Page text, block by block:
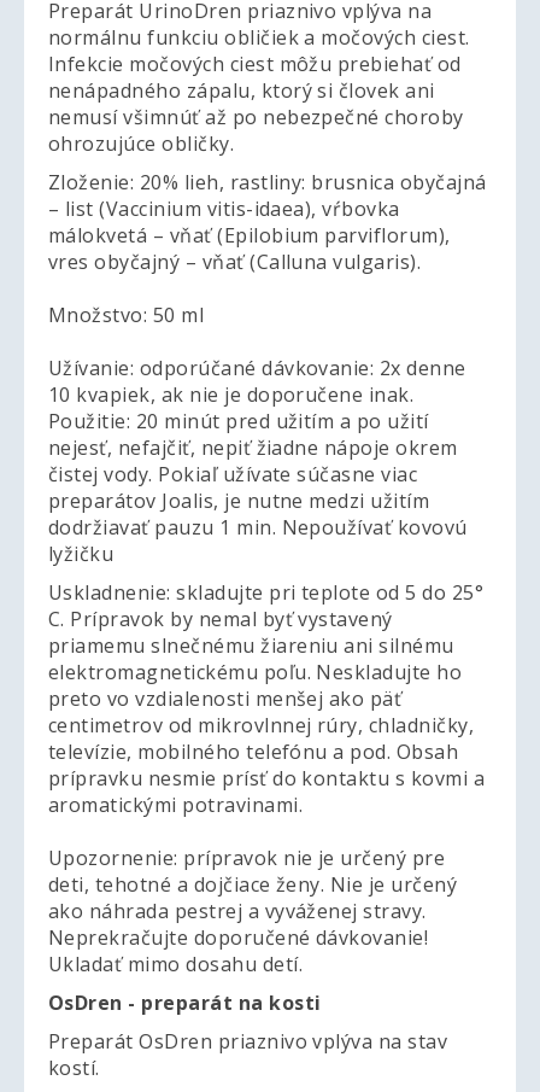
Preparát UrinoDren priaznivo vplýva na
normálnu funkciu obličiek a močových ciest.
Infekcie močových ciest môžu prebiehať od
nenápadného zápalu, ktorý si človek ani
nemusí všimnúť až po nebezpečné choroby
ohrozujúce obličky.
Zloženie: 20% lieh, rastliny: brusnica obyčajná
– list (Vaccinium vitis-idaea), vŕbovka
málokvetá – vňať (Epilobium parviflorum),
vres obyčajný – vňať (Calluna vulgaris).
Množstvo: 50 ml
Užívanie: odporúčané dávkovanie: 2x denne
10 kvapiek, ak nie je doporučene inak.
Použitie: 20 minút pred užitím a po užití
nejesť, nefajčiť, nepiť žiadne nápoje okrem
čistej vody. Pokiaľ užívate súčasne viac
preparátov Joalis, je nutne medzi užitím
dodržiavať pauzu 1 min. Nepoužívať kovovú
lyžičku
Uskladnenie: skladujte pri teplote od 5 do 25°
C. Prípravok by nemal byť vystavený
priamemu slnečnému žiareniu ani silnému
elektromagnetickému poľu. Neskladujte ho
preto vo vzdialenosti menšej ako päť
centimetrov od mikrovlnnej rúry, chladničky,
televízie, mobilného telefónu a pod. Obsah
prípravku nesmie prísť do kontaktu s kovmi a
aromatickými potravinami.
Upozornenie: prípravok nie je určený pre
deti, tehotné a dojčiace ženy. Nie je určený
ako náhrada pestrej a vyváženej stravy.
Neprekračujte doporučené dávkovanie!
Ukladať mimo dosahu detí.
OsDren - preparát na kosti
Preparát OsDren priaznivo vplýva na stav
kostí.